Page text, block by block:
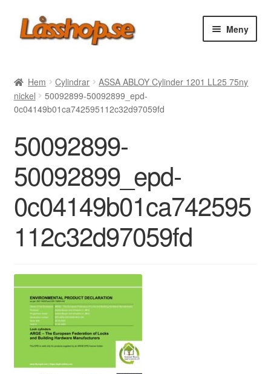
Hoppa
till
Hoppa
till
Meny
Rea
Villkor
Vanliga frågor
Forum/Manualer/Råd
Support
Hem Cylindrar
ASSA ABLOY Cylinder 1201 LL25 75ny
nickel
50092899-50092899_epd-
0c04149b01ca742595112c32d97059fd
50092899-
50092899_epd-
0c04149b01ca742595
112c32d97059fd